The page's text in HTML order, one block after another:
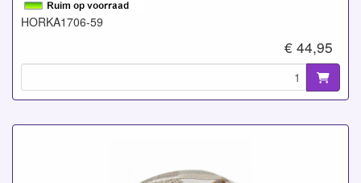
linnen.
HORKA1706-59
€ 44,95